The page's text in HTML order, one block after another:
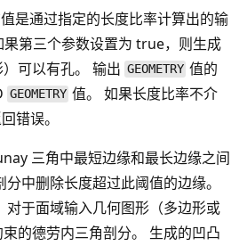
是通过指定的长度比率计算出的输
果第三个参数设置为 true，则生成
可以有孔。 输出 GEOMETRY 值的
GEOMETRY 值。 如果长度比率不介
错误。
三角中最短边缘和最长边缘之间
中删除长度超过此阈值的边缘。
于面域输入几何图形（多边形或
的德劳内三角剖分。 生成的凹凸